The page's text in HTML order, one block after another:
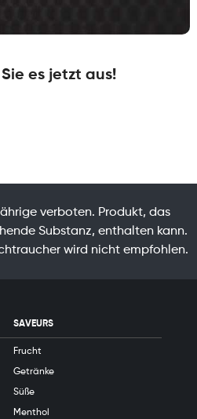
es jetzt aus!
verboten. Produkt, das
Substanz, enthalten kann.
wird nicht empfohlen.
SAVEURS
Frucht
Getränke
Süße
Menthol